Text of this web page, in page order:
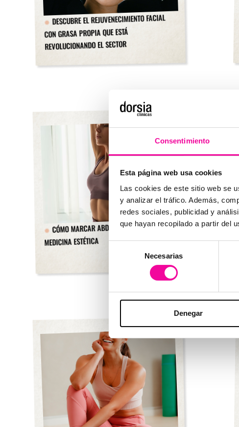
Consentimiento
Esta página web usa cookies
Las cookies de este sitio web se
y analizar el tráfico. Además,
redes sociales, publicidad y
que hayan recopilado a partir del
consentimiento
Necesarias
Denegar
DESCUBRE EL REJUVENECIMIENTO FACIAL
CON GRASA PROPIA QUE ESTÁ
REVOLUCIONANDO EL SECTOR
CÓMO MARCAR ABDOMINALES CON
MEDICINA ESTÉTICA